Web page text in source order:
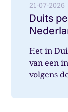
21-07-2026
Duits
Het in
van een
volgens